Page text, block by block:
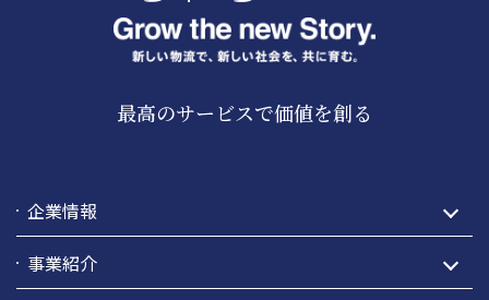
最高のサービスで価値を創る
企業情報
事業紹介